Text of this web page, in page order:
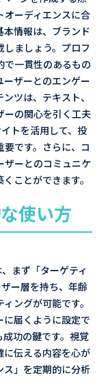
オーディエンスに合
情報は、ブランド
ましょう。プロフ
で一貫性のあるもの
ザーとのエンゲー
ツは、テキスト、
ーの関心を引く工夫
トを活用して、投
です。さらに、コ
ザーとのコミュニケ
ことができます。
使い方
まず「ターゲティ
ー層を持ち、年齢
ングが可能です。
に届くように設定で
功の鍵です。視覚
に伝える内容を心が
ス」を定期的に分析